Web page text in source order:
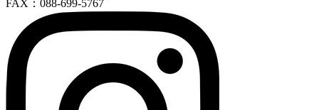
FAX：088-699-5767